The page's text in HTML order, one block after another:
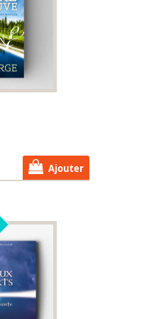
Ajouter